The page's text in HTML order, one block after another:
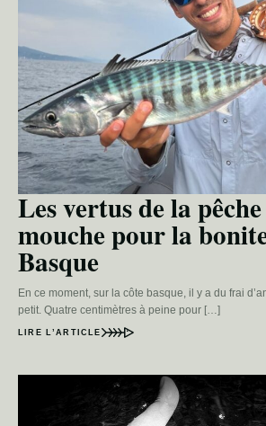
Les vertus de la
mouche pour la
Basque
En ce moment, sur la côte basque, il y a du frai
petit. Quatre centimètres à peine pour […]
LIRE L’ARTICLE